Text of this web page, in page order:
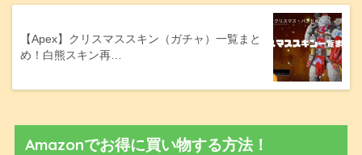
【Apex】クリスマススキン（ガチャ）一覧まと
め！白熊スキン再…
Amazonでお得に買い物する方法！